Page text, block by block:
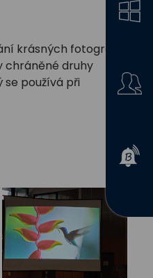
krásných fotografií
chráněné druhy
používá při